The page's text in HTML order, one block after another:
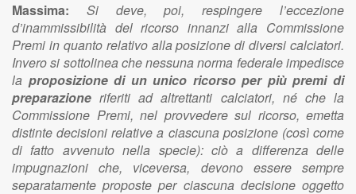
Massima: Si deve, poi, respingere l’eccezione
d’inammissibilità del ricorso innanzi alla Commissione
Premi in quanto relativo alla posizione di diversi calciatori.
Invero si sottolinea che nessuna norma federale impedisce
la proposizione di un unico ricorso per più premi di
preparazione riferiti ad altrettanti calciatori, né che la
Commissione Premi, nel provvedere sul ricorso, emetta
distinte decisioni relative a ciascuna posizione (così come
di fatto avvenuto nella specie): ciò a differenza delle
impugnazioni che, viceversa, devono essere sempre
separatamente proposte per ciascuna decisione oggetto